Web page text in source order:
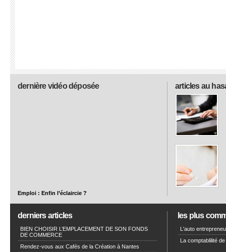
articles au
dernière vidéo déposée
Emploi : Enfin l’éclaircie ?
derniers articles
BIEN CHOISIR L’EMPLACEMENT DE SON FONDS
DE COMMERCE
Rendez-vous aux Cafés de la Création à Nantes
les plus
L'auto
La comptablilité